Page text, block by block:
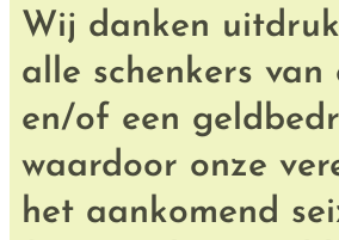
Wij danken
alle schenkers van
en/of een
waardoor onze
het aankomend